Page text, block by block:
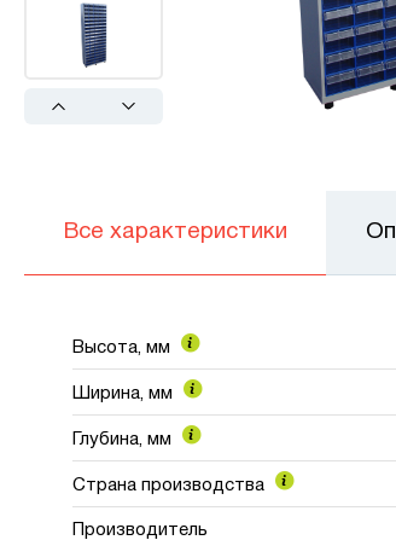
Previous Next
Все характеристики
Высота, мм
Ширина, мм
Глубина, мм
Страна производства
Производитель